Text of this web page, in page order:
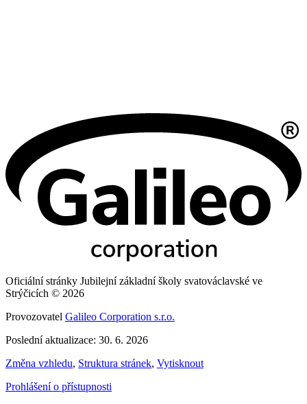
Oficiální stránky Jubilejní základní školy svatováclavské ve
Strýčicích © 2026
Provozovatel Galileo Corporation s.r.o.
Poslední aktualizace: 30. 6. 2026
Změna vzhledu, Struktura stránek, Vytisknout
Prohlášení o přístupnosti